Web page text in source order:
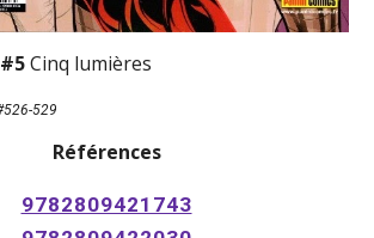
#5 Cinq lumières
529
Références
9782809421743